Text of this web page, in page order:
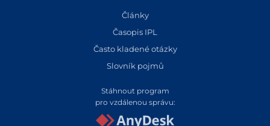
Články
Časopis IPL
Často kladené otázky
Slovník pojmů
Stáhnout program
pro vzdálenou správu: